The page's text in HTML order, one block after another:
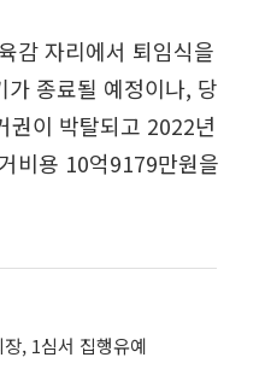
감 자리에서 퇴임식을
종료될 예정이나, 당
권이 박탈되고 2022년
비용 10억9179만원을
장, 1심서 집행유예